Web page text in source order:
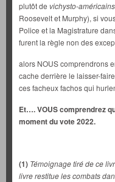
plutôt de vichysto-américains
Roosevelt et Murphy), si
Police et la Magistrature
furent la règle non des
alors NOUS comprendrons
cache derrière le laisser-
ces facheux fachos qui
Et…. VOUS comprendrez
moment du vote 2022.
(1) Témoignage tiré de ce
livre restitue les combats